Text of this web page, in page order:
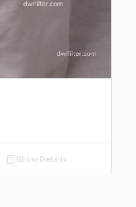
Show Details